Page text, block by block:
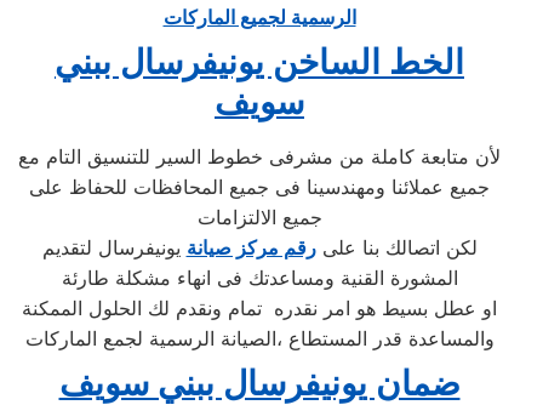
الرسمية لجميع الماركات
الخط الساخن يونيفرسال ببني
سويف
لأن متابعة كاملة من مشرفى خطوط السير للتنسيق التام مع
جميع عملائنا ومهندسينا فى جميع المحافظات للحفاظ على
جميع الالتزامات
لكن اتصالك بنا علىرقم مركز صيانة يونيفرسال لتقديم
المشورة القنية ومساعدتك فى انهاء مشكلة طارئة
او عطل بسيط هو امر نقدره تمام ونقدم لك الحلول الممكنة
والمساعدة قدر المستطاع ،الصيانة الرسمية لجمع الماركات
ضمان يونيفرسال ببني سويف